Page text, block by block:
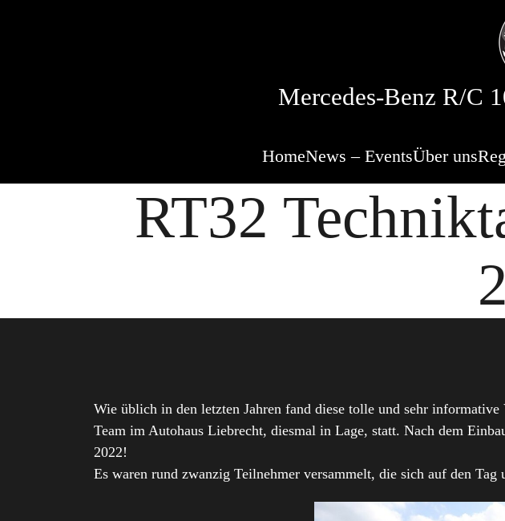
Mercedes-Benz R/C
HomeNews – EventsÜber uns
RT32
Wie üblich in den letzten Jahren fand diese tolle und sehr
Team im Autohaus Liebrecht, diesmal in Lage, statt. Nach dem
2022!
Es waren rund zwanzig Teilnehmer versammelt, die sich auf den Tag